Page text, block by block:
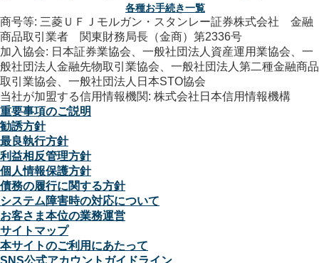
各種お手続き一覧
商号等: 三菱ＵＦＪモルガン・スタンレー証券株式会社 金融
商品取引業者 関東財務局長（金商）第2336号
加入協会: 日本証券業協会、一般社団法人資産運用業協会、一
般社団法人金融先物取引業協会、一般社団法人第二種金融商品
取引業協会、一般社団法人日本STO協会
当社が加盟する信用情報機関: 株式会社日本信用情報機構
重要事項のご説明
勧誘方針
最良執行方針
利益相反管理方針
個人情報保護方針
債務の履行に関する方針
システム障害時の対応について
お客さま本位の業務運営
サイトマップ
本サイトのご利用にあたって